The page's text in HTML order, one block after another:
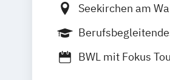
Seekirchen am
Südtirol
online
Duales Studium
BWL mit Fokus